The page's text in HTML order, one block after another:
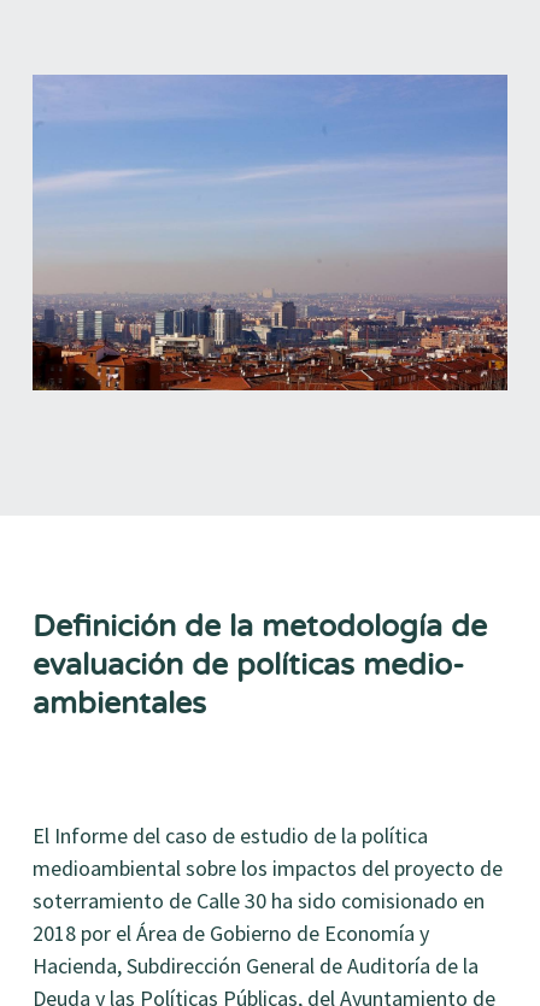
Definición de la metodología de
evaluación de políticas medio-
ambientales
El Informe del caso de estudio de la política
medioambiental sobre los impactos del proyecto de
soterramiento de Calle 30 ha sido comisionado en
2018 por el Área de Gobierno de Economía y
Hacienda, Subdirección General de Auditoría de la
Deuda y las Políticas Públicas, del Ayuntamiento de